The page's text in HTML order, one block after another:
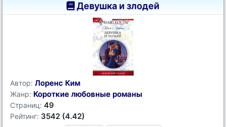
Девушка и злодей
Автор: Лоренс Ким
Жанр: Короткие любовные романы
Страниц: 49
Рейтинг: 3542 (4.42)